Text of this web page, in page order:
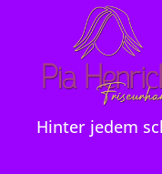
Friseur
Pia
Hinter jedem